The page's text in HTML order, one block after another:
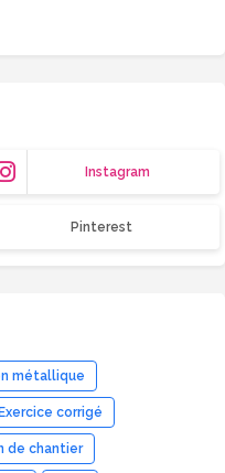
Instagram
Pinterest
métallique
Exercice corrigé
de chantier